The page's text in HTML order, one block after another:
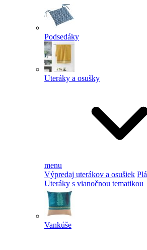
Podsedáky
Uteráky a osušky
menu
Výpredaj uterákov a osušiek
Uteráky s vianočnou tematikou
Vankúše